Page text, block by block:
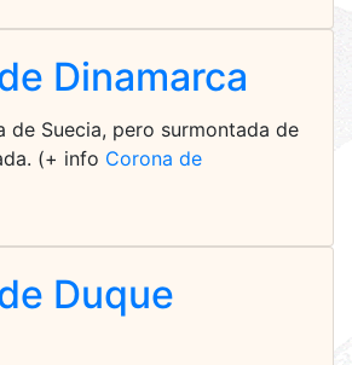
Dinamarca
de Suecia, pero surmontada de
(+ info Corona de
Duque